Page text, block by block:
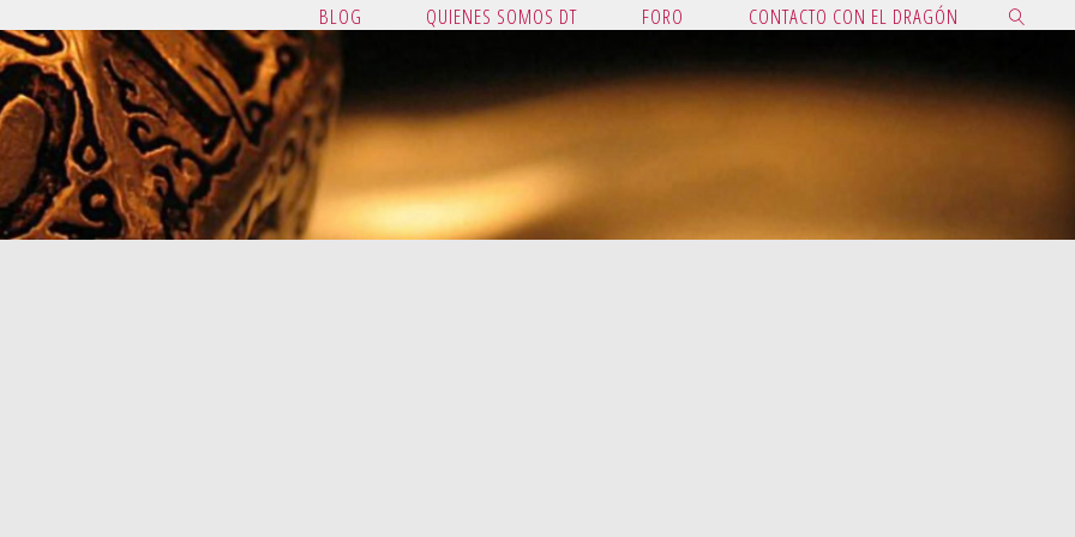
BLOG QUIENES SOMOS DT FORO
CONTACTO CON EL DRAGÓN